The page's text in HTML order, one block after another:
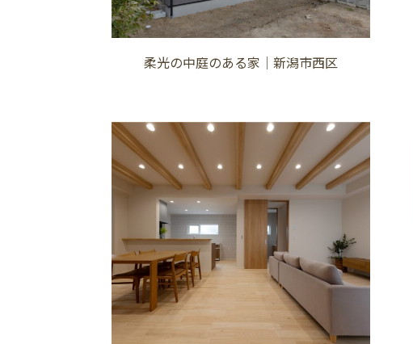
柔光の中庭のある家│新潟市西区